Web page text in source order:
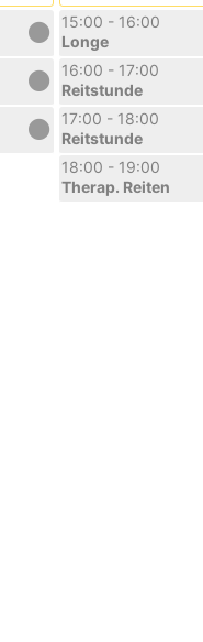
15:00 - 16:00
Longe
16:00 - 17:00
Reitstunde
17:00 - 18:00
Reitstunde
18:00 - 19:00
Therap. Reiten